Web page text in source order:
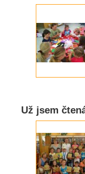
Už jsem